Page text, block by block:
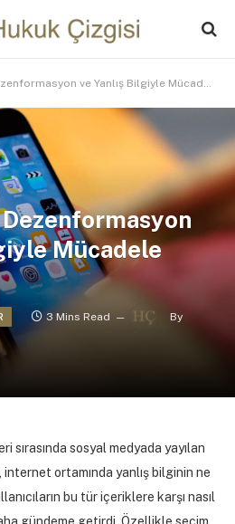
ve Yanlış Bilgiyle Mücadele
Mücadele
3 Mins Read By
sırasında sosyal medyada yayılan
internet ortamında yanlış bilginin ne
bu tür içeriklere karşı nasıl